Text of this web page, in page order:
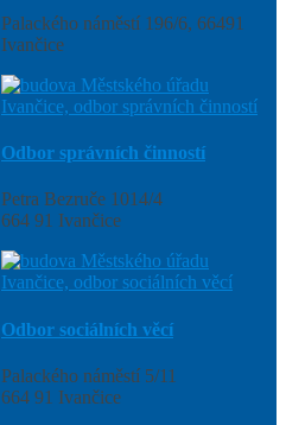
Palackého náměstí 196/6, 66491
Ivančice
Odbor správních činností
Petra Bezruče 1014/4
664 91 Ivančice
Odbor sociálních věcí
Palackého náměstí 5/11
664 91 Ivančice